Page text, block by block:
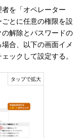
を「オペレーター
ごとに任意の権限を設
解除とパスワードの
合、以下の画面イメ
ックして設定する。